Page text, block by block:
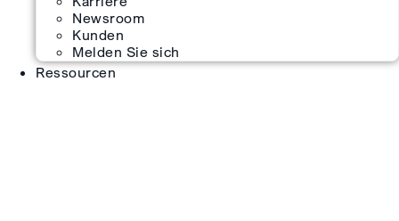
Newsroom
Kunden
Melden Sie sich
Ressourcen